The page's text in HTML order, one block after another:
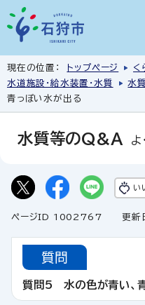
現在の位置： トップページ く
水道施設・給水装置・水質
水
青っぽい水が出る
水質等のQ&A よ
い
ページID 1002767 更新
質問
質問5 水の色が青い、